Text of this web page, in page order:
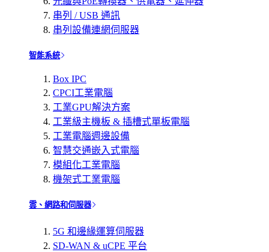
串列 / USB 通訊
串列設備連網伺服器
智能系統
Box IPC
CPCI工業電腦
工業GPU解決方案
工業級主機板 & 插槽式單板電腦
工業電腦週邊設備
智慧交通嵌入式電腦
模組化工業電腦
機架式工業電腦
雲、網路和伺服器
5G 和邊緣運算伺服器
SD-WAN & uCPE 平台